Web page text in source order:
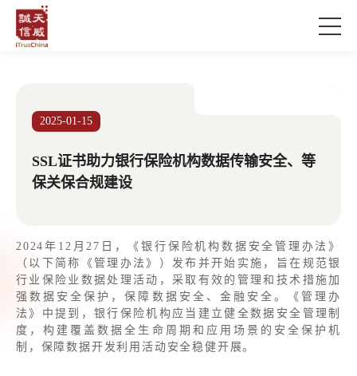
2025-01-15
SSL证书助力银行保险机构数据传输安全、等
保关保合规建设
2024年12月27日，《银行保险机构数据安全管理办法》
（以下简称《管理办法》）发布并开始实施，旨在规范银
行业保险业数据处理活动，采取有效的管理和技术措施加
强数据安全保护，保障数据安全、金融安全。《管理办
法》中提到，银行保险机构应当建立健全数据安全管理制
度，构建覆盖数据全生命周期和应用场景的安全保护机
制，保障数据开发利用活动安全稳健开展。